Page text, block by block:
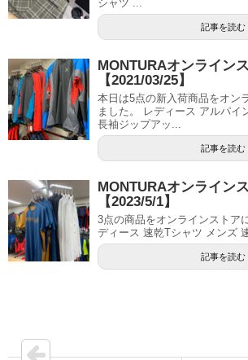
シャツ ...
記事を読む
MONTURAオンライン
【2021/03/25】
本日は5点の新入荷商品をオン
ました。 レディース アルパイ
長袖ジップアッ...
記事を読む
MONTURAオンライン
【2023/5/1】
3点の商品をオンラインストア
ディース 速乾Tシャツ メンズ
記事を読む